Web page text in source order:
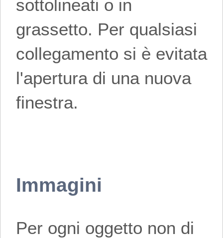
sottolineati o in
grassetto. Per qualsiasi
collegamento si è evitata
l'apertura di una nuova
finestra.
Immagini
Per ogni oggetto non di